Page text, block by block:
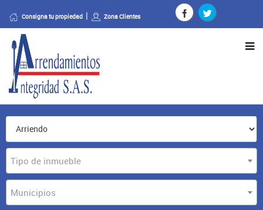
Consigna tu propiedad Zona Clientes
Tipo de inmueble
Municipios